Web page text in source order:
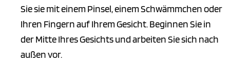
Sie sie mit einem Pinsel, einem Schwämmchen oder
Ihren Fingern auf Ihrem Gesicht. Beginnen Sie in
der Mitte Ihres Gesichts und arbeiten Sie sich nach
außen vor.